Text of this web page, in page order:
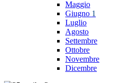
Maggio
Giugno 1
Luglio
Agosto
Settembre
Ottobre
Novembre
Dicembre